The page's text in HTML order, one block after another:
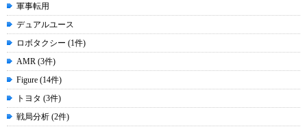
軍事転用
デュアルユース
ロボタクシー (1件)
AMR (3件)
Figure (14件)
トヨタ (3件)
戦局分析 (2件)